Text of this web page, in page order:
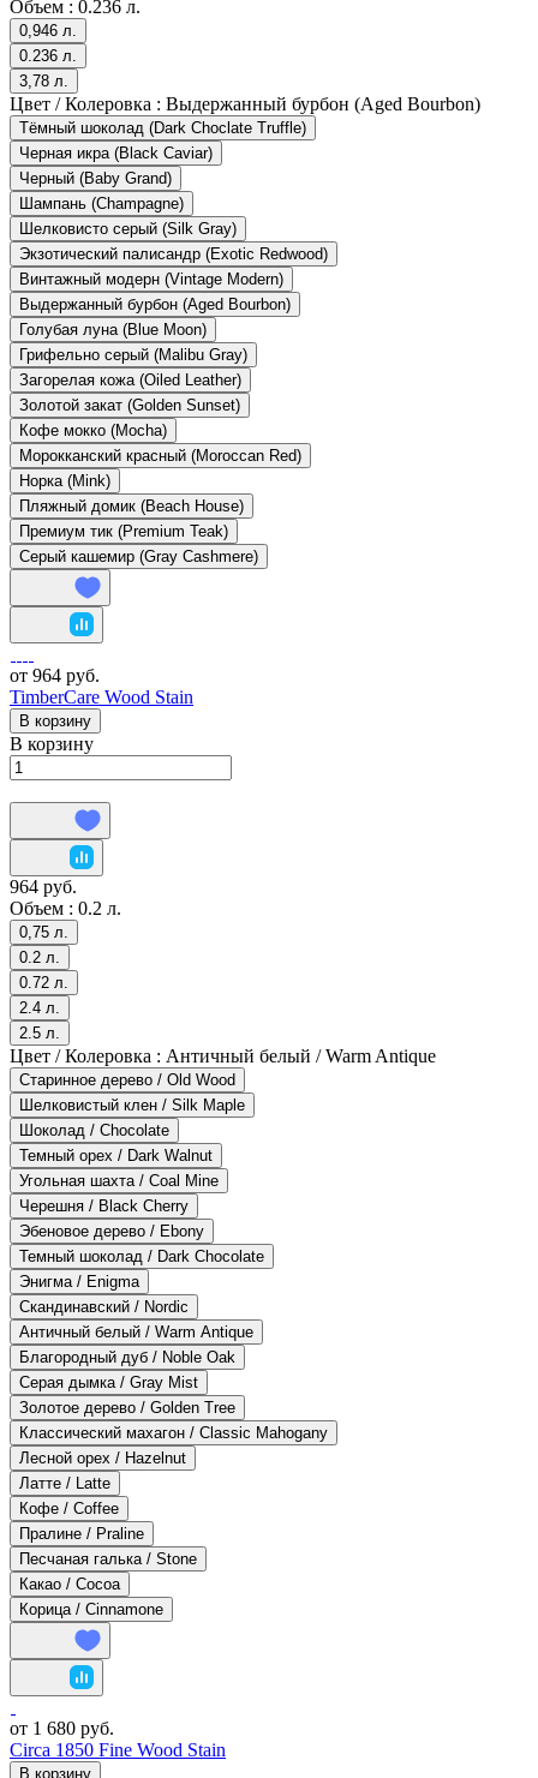
Объем : 0.236 л.
0,946 л.
0.236 л.
3,78 л.
Цвет / Колеровка : Выдержанный бурбон (Aged Bourbon)
Тёмный шоколад (Dark Choclate Truffle)
Черная икра (Black Caviar)
Черный (Baby Grand)
Шампань (Champagne)
Шелковисто серый (Silk Gray)
Экзотический палисандр (Exotic Redwood)
Винтажный модерн (Vintage Modern)
Выдержанный бурбон (Aged Bourbon)
Голубая луна (Blue Moon)
Грифельно серый (Malibu Gray)
Загорелая кожа (Oiled Leather)
Золотой закат (Golden Sunset)
Кофе мокко (Mocha)
Морокканский красный (Moroccan Red)
Норка (Mink)
Пляжный домик (Beach House)
Премиум тик (Premium Teak)
Серый кашемир (Gray Cashmere)
от 964 руб.
TimberCare Wood Stain
В корзину
В корзину
964 руб.
Объем : 0.2 л.
0,75 л.
0.2 л.
0.72 л.
2.4 л.
2.5 л.
Цвет / Колеровка : Античный белый / Warm Antique
Старинное дерево / Old Wood
Шелковистый клен / Silk Maple
Шоколад / Chocolate
Темный орех / Dark Walnut
Угольная шахта / Coal Mine
Черешня / Black Cherry
Эбеновое дерево / Ebony
Темный шоколад / Dark Chocolate
Энигма / Enigma
Скандинавский / Nordic
Античный белый / Warm Antique
Благородный дуб / Noble Oak
Серая дымка / Gray Mist
Золотое дерево / Golden Tree
Классический махагон / Classic Mahogany
Лесной орех / Hazelnut
Латте / Latte
Кофе / Coffee
Пралине / Praline
Песчаная галька / Stone
Какао / Cocoa
Корица / Cinnamone
от 1 680 руб.
Circa 1850 Fine Wood Stain
В корзину